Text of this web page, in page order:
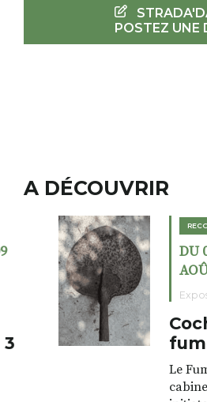
POSTEZ UNE
A DÉCOUVRIR
DU 02
AOÛT
Expositions
fumoir
Le Fumoir
cabinet de